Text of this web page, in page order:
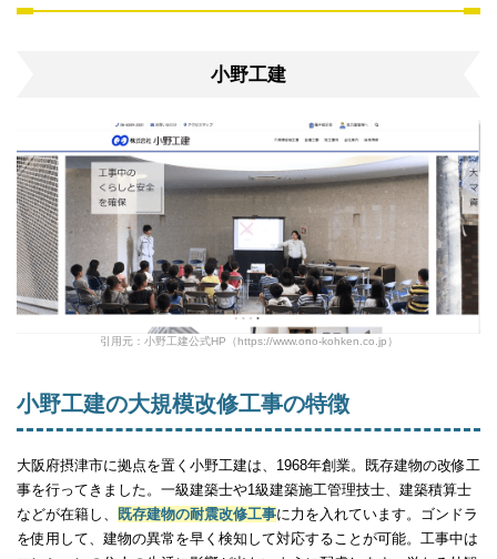
小野工建
引用元：小野工建公式HP（https://www.ono-kohken.co.jp）
小野工建の大規模改修工事の特徴
大阪府摂津市に拠点を置く小野工建は、1968年創業。既存建物の改修工
事を行ってきました。一級建築士や1級建築施工管理技士、建築積算士
などが在籍し、
既存建物の耐震改修工事に力を入れています。ゴンドラ
を使用して、建物の異常を早く検知して対応することが可能。工事中は